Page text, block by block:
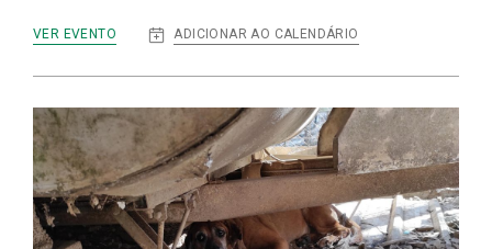
VER EVENTO ADICIONAR AO CALENDÁRIO
:
DIGITAL
|
PSICOSSOCIAL
EM
CRISE:
INCÊNDIOS
DE
SANTO
TIRSO